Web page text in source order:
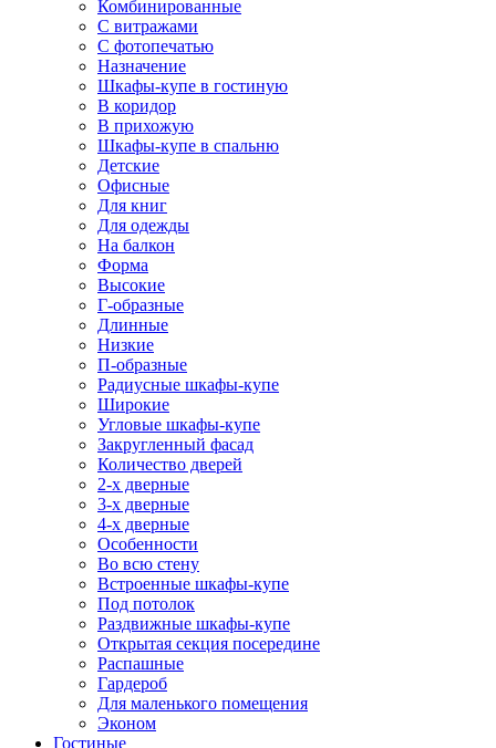
Комбинированные
С витражами
С фотопечатью
Назначение
Шкафы-купе в гостиную
В коридор
В прихожую
Шкафы-купе в спальню
Детские
Офисные
Для книг
Для одежды
На балкон
Форма
Высокие
Г-образные
Длинные
Низкие
П-образные
Радиусные шкафы-купе
Широкие
Угловые шкафы-купе
Закругленный фасад
Количество дверей
2-х дверные
3-х дверные
4-х дверные
Особенности
Во всю стену
Встроенные шкафы-купе
Под потолок
Раздвижные шкафы-купе
Открытая секция посередине
Распашные
Гардероб
Для маленького помещения
Эконом
Гостиные